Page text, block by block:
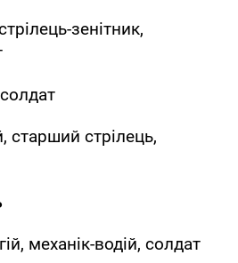
зенітник,
старший стрілець,
механік-водій, солдат